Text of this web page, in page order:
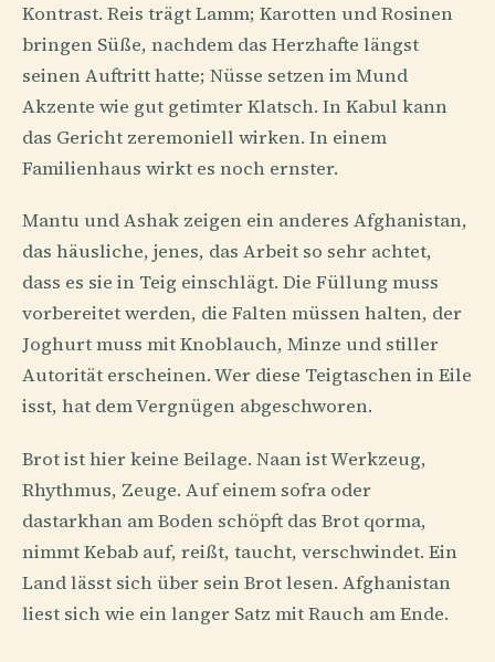
Kontrast. Reis trägt Lamm; Karotten und Rosinen
bringen Süße, nachdem das Herzhafte längst
seinen Auftritt hatte; Nüsse setzen im Mund
Akzente wie gut getimter Klatsch. In Kabul kann
das Gericht zeremoniell wirken. In einem
Familienhaus wirkt es noch ernster.
Mantu und Ashak zeigen ein anderes Afghanistan,
das häusliche, jenes, das Arbeit so sehr achtet,
dass es sie in Teig einschlägt. Die Füllung muss
vorbereitet werden, die Falten müssen halten, der
Joghurt muss mit Knoblauch, Minze und stiller
Autorität erscheinen. Wer diese Teigtaschen in Eile
isst, hat dem Vergnügen abgeschworen.
Brot ist hier keine Beilage. Naan ist Werkzeug,
Rhythmus, Zeuge. Auf einem sofra oder
dastarkhan am Boden schöpft das Brot qorma,
nimmt Kebab auf, reißt, taucht, verschwindet. Ein
Land lässt sich über sein Brot lesen. Afghanistan
liest sich wie ein langer Satz mit Rauch am Ende.